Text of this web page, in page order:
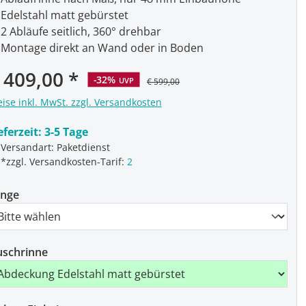
-32% UVP € 599,00
inkl. MwSt. zzgl. Versandkosten
3-5 Tage
Versandart: Paketdienst
*zzgl. Versandkosten-Tarif:2
Edelstahl matt gebürstet
2 Abläufe seitlich, 360° drehbar
Montage direkt an Wand oder in Boden